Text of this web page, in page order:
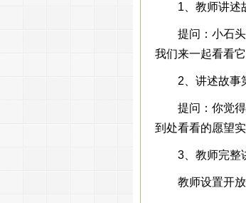
1、教师讲述故
提问：小石头
我们来一起看看
2、讲述故事第
提问：你觉得
到处看看的愿望
3、教师完整讲
教师设置开放